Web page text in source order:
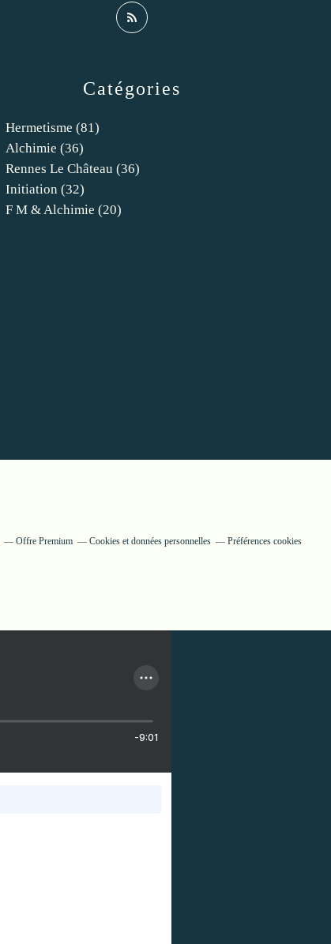
Catégories
Hermetisme (81)
Alchimie (36)
Rennes Le Château (36)
Initiation (32)
F M & Alchimie (20)
Offre Premium Cookies et données personnelles Préférences cookies
-9:01